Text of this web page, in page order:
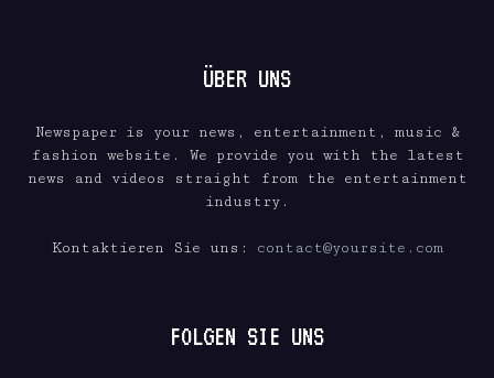
ÜBER UNS
Newspaper is your news, entertainment, music &
fashion website. We provide you with the latest
news and videos straight from the entertainment
industry.
Kontaktieren Sie uns: contact@yoursite.com
FOLGEN SIE UNS